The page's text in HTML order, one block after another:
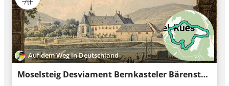
Auf dem Weg in Deutschland
Moselsteig Desviament Bernkasteler Bärensteig